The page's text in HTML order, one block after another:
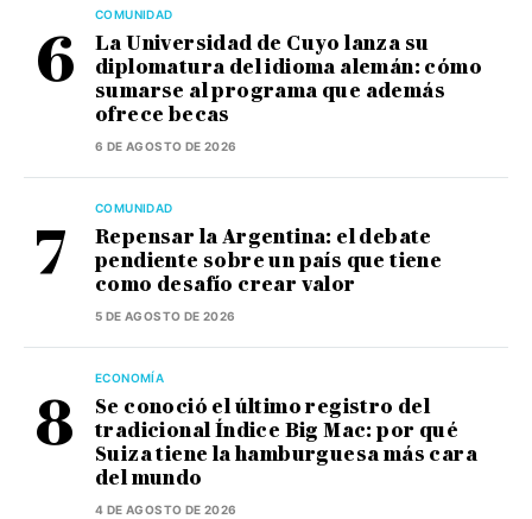
COMUNIDAD
La Universidad de Cuyo lanza su
diplomatura del idioma alemán: cómo
sumarse al programa que además
ofrece becas
6 DE AGOSTO DE 2026
COMUNIDAD
Repensar la Argentina: el debate
pendiente sobre un país que tiene
como desafío crear valor
5 DE AGOSTO DE 2026
ECONOMÍA
Se conoció el último registro del
tradicional Índice Big Mac: por qué
Suiza tiene la hamburguesa más cara
del mundo
4 DE AGOSTO DE 2026